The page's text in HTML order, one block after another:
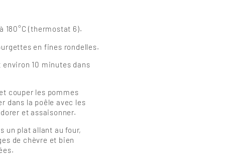
180°C (thermostat 6).
en fines rondelles.
10 minutes dans
couper les pommes
dans la poêle avec les
et assaisonner.
un plat allant au four,
de chèvre et bien